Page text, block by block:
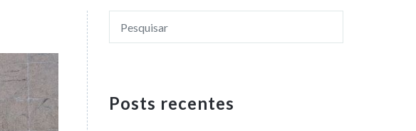
Posts recentes